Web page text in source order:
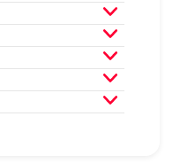
年7月
11月
年9月
年7月
11月
年9月
年7月
11月
年9月
年7月
11月
年9月
7月
11月
年9月
11月